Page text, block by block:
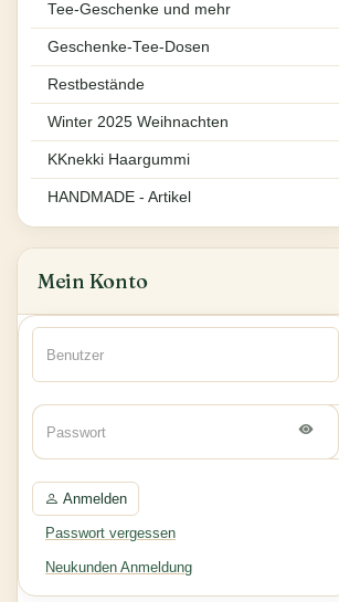
Tee-Geschenke und mehr
Geschenke-Tee-Dosen
Restbestände
Winter 2025 Weihnachten
KKnekki Haargummi
HANDMADE - Artikel
Mein Konto
Anmelden
Passwort vergessen
Neukunden Anmeldung